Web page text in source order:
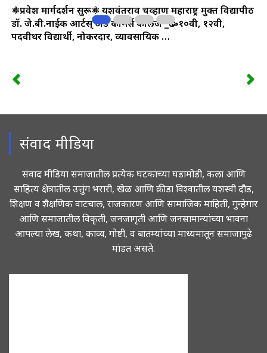
⚛️प्रवेश मार्गदर्शन सुरू⚛️ यशवंतराव चव्हाण महाराष्ट्र मुक्त विद्यापीठ
डॉ. जे.बी.नाईक आर्टस् अँड कॉमर्स कॉलेज_🥳१०वी, १२वी,
पदवीधर विद्यार्थी, नोकरदार, व्यावसायिक …
संवाद मीडिया
संवाद मीडिया समाजातील प्रत्येक घटकांच्या घडामोडी, कला आणि
साहित्य क्षेत्रातील उत्तुंग भरारी, खेळ आणि क्रीडा विश्वातील यशस्वी दौड,
शिक्षण व शैक्षणिक वाटचाल, राजकारण आणि सामाजिक माहिती, गुन्हेगार
आणि समाजातील विकृती, जनजागृती आणि जनसामान्यांच्या भावना
आपल्या लेख, कथा, काव्य, गोष्टी, व बातम्यांच्या माध्यमातून समाजापुढे
मांडत असते.